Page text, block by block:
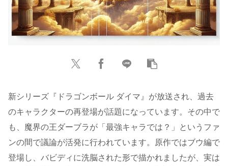
新シリーズ『ドラゴンボール ダイマ』が放送され、過去
のキャラクターの再登場が話題になっています。その中で
も、魔界の王ダーブラが「最強キャラでは？」というファ
ンの間で議論が活発に行われています。原作ではブウ編で
登場し、バビディに洗脳された形で描かれましたが、実は